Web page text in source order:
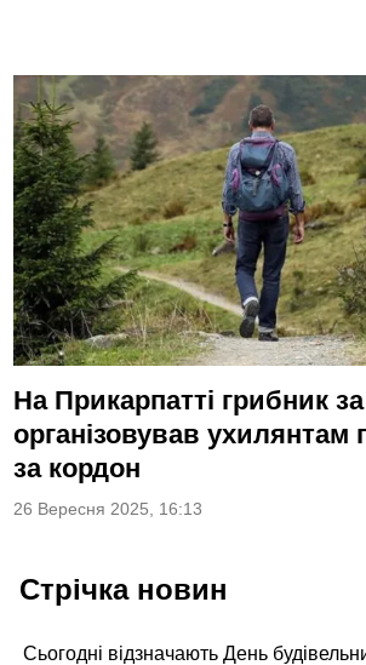
На Прикарпатті грибник
організовував ухилянтам
за кордон
26 Вересня 2025, 16:13
Стрічка новин
Сьогодні відзначають День